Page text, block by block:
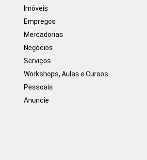
Imóveis
Empregos
Mercadorias
Negócios
Serviços
Workshops, Aulas e Cursos
Pessoais
Anuncie